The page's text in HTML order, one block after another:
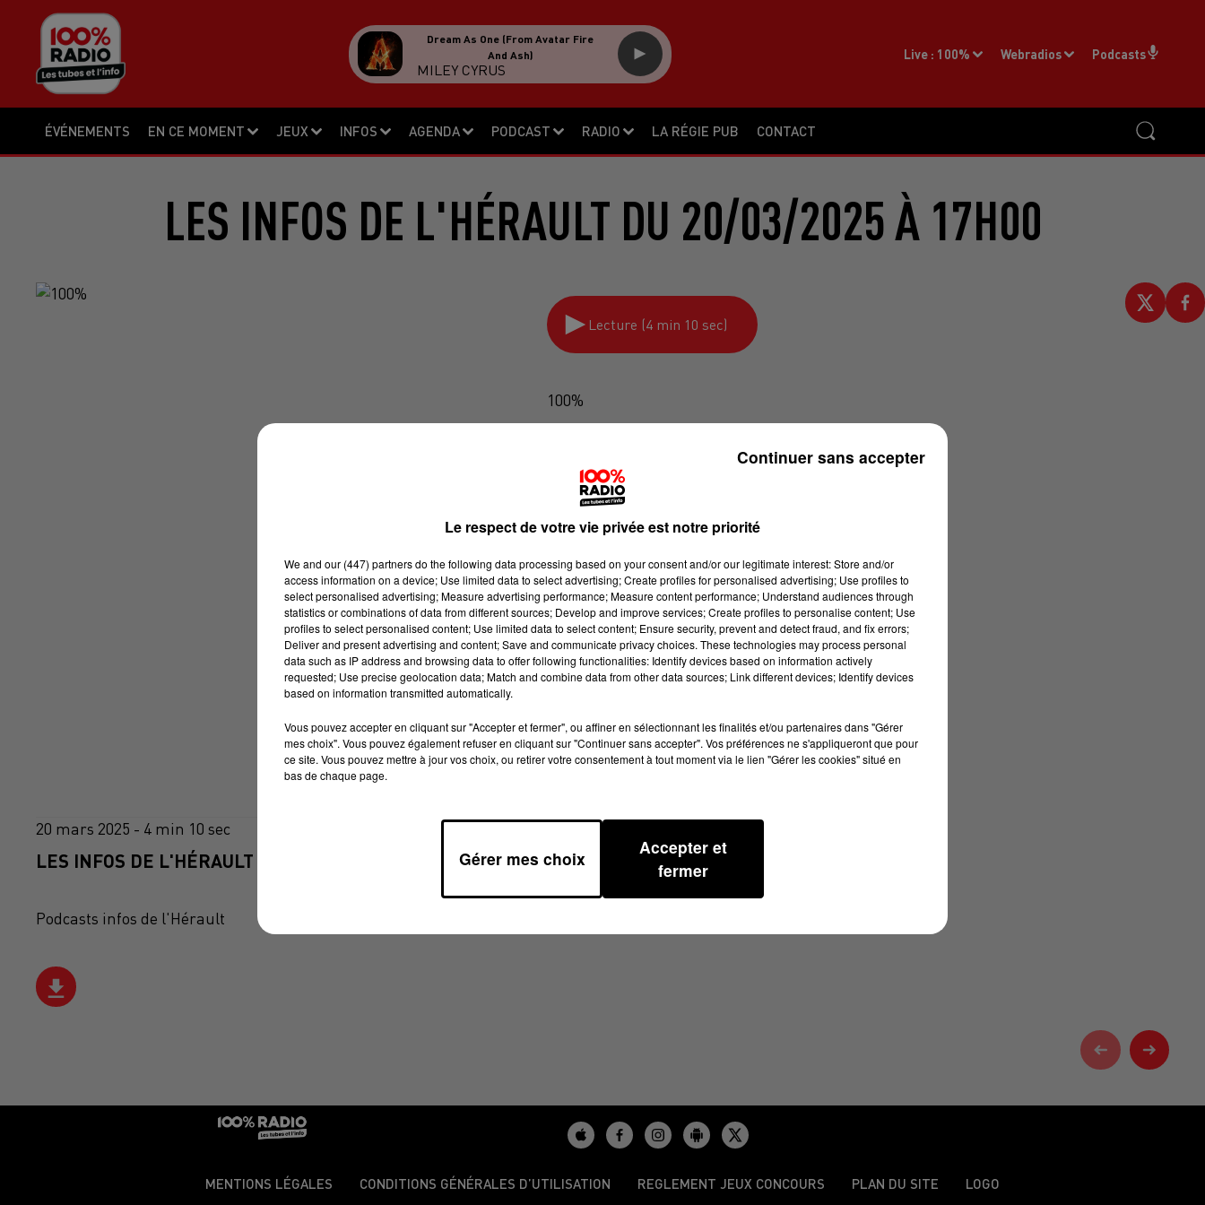
ÉVÉNEMENTS EN CE MOMENT JEUX INFOS AGENDA PODCAST RADIO LA RÉGIE PUB CONTACT
Live : 100% Webradios Podcasts
Dream As One (from Avatar Fire
And Ash)
MILEY CYRUS
LES INFOS DE L'HÉRAULT DU 20/03/2025 À 17H00
Lecture (4 min 10 sec)
100%
20 mars 2025 - 4 min 10 sec
LES INFOS DE L'HÉRAULT DU 20/03/2025 À 17H00
Podcasts infos de l'Hérault
MENTIONS LÉGALES CONDITIONS GÉNÉRALES D’UTILISATION REGLEMENT JEUX CONCOURS PLAN DU SITE LOGO
Le respect de votre vie privée est notre priorité
We and our (447) partnersdo the following data processing based on your consent and/or our legitimate interest: Store and/or
access information on a device; Use limited data to select advertising; Create profiles for personalised advertising; Use profiles to
select personalised advertising; Measure advertising performance; Measure content performance; Understand audiences through
statistics or combinations of data from different sources; Develop and improve services; Create profiles to personalise content; Use
profiles to select personalised content; Use limited data to select content; Ensure security, prevent and detect fraud, and fix errors;
Deliver and present advertising and content; Save and communicate privacy choices. These technologies may process personal
data such as IP address and browsing data to offer following functionalities: Identify devices based on information actively
requested; Use precise geolocation data; Match and combine data from other data sources; Link different devices; Identify devices
based on information transmitted automatically.
Vous pouvez accepter en cliquant sur "Accepter et fermer", ou affiner en sélectionnant les finalités et/ou partenaires dans "Gérer
mes choix". Vous pouvez également refuser en cliquant sur "Continuer sans accepter". Vos préférences ne s'appliqueront que pour
ce site. Vous pouvez mettre à jour vos choix, ou retirer votre consentement à tout moment via le lien "Gérer les cookies" situé en
bas de chaque page.
Gérer mes choix
Accepter et
fermer
Continuer sans accepter